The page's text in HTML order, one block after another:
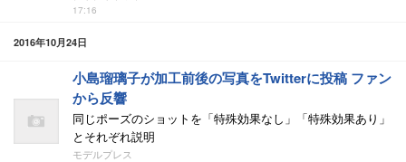
17:16
2016年10月24日
小島瑠璃子が加工前後の写真をTwitterに投稿 ファン
から反響
同じポーズのショットを「特殊効果なし」「特殊効果あり」
とそれぞれ説明
モデルプレス